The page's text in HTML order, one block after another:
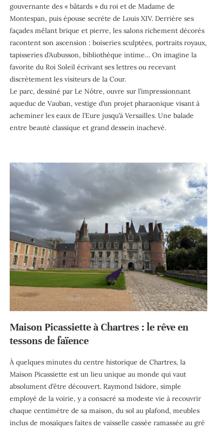
gouvernante des « bâtards » du roi et de Madame de
Montespan, puis épouse secrète de Louis XIV. Derrière ses
façades mêlant brique et pierre, les salons richement décorés
racontent son ascension : boiseries sculptées, portraits royaux,
tapisseries d’Aubusson, bibliothèque intime… On imagine la
favorite du Roi Soleil écrivant ses lettres ou recevant
discrètement les visiteurs de la Cour.
Le parc, dessiné par Le Nôtre, ouvre sur l’impressionnant
aqueduc de Vauban, vestige d’un projet pharaonique visant à
acheminer les eaux de l’Eure jusqu’à Versailles. Une balade
entre beauté classique et grand dessein inachevé.
Maison Picassiette à Chartres : le rêve en
tessons de faïence
À quelques minutes du centre historique de Chartres, la
Maison Picassiette est un lieu unique au monde qui vaut
absolument d’être découvert. Raymond Isidore, simple
employé de la voirie, y a consacré sa modeste vie à recouvrir
chaque centimètre de sa maison, du sol au plafond, meubles
inclus de mosaïques faites de vaisselle cassée ramassée au gré